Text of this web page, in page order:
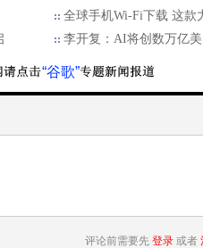
全球手机Wi-Fi下载 这款
李开复：AI将创数万亿
“谷歌”
评论前需要先 登录 或者